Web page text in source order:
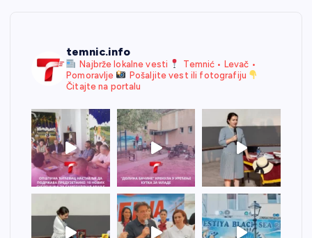
temnic.info
Najbrže lokalne vesti
Temnić • Levač •
Pomoravlje
Pošaljite vest ili fotografiju
Čitajte na portalu